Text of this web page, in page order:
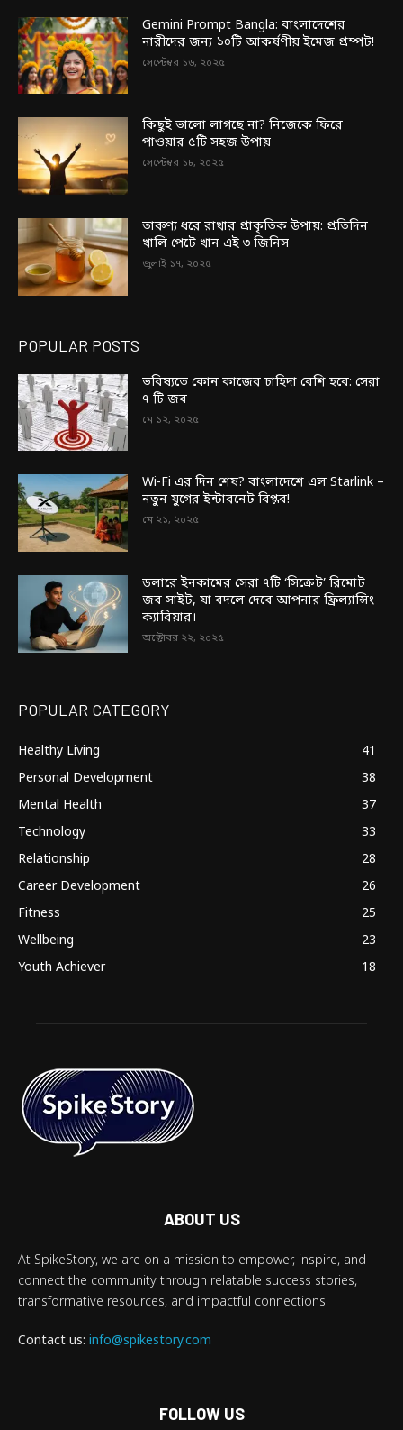
Gemini Prompt Bangla: বাংলাদেশের
নারীদের জন্য ১০টি আকর্ষণীয় ইমেজ প্রম্পট!
সেপ্টেম্বর ১৬, ২০২৫
কিছুই ভালো লাগছে না? নিজেকে ফিরে
পাওয়ার ৫টি সহজ উপায়
সেপ্টেম্বর ১৮, ২০২৫
তারুণ্য ধরে রাখার প্রাকৃতিক উপায়: প্রতিদিন
খালি পেটে খান এই ৩ জিনিস
জুলাই ১৭, ২০২৫
POPULAR POSTS
ভবিষ্যতে কোন কাজের চাহিদা বেশি হবে: সেরা
৭ টি জব
মে ১২, ২০২৫
Wi-Fi এর দিন শেষ? বাংলাদেশে এল Starlink –
নতুন যুগের ইন্টারনেট বিপ্লব!
মে ২১, ২০২৫
ডলারে ইনকামের সেরা ৭টি ‘সিক্রেট’ রিমোট
জব সাইট, যা বদলে দেবে আপনার ফ্রিল্যান্সিং
ক্যারিয়ার।
অক্টোবর ২২, ২০২৫
POPULAR CATEGORY
Healthy Living
41
Personal Development
38
Mental Health
37
Technology
33
Relationship
28
Career Development
26
Fitness
25
Wellbeing
23
Youth Achiever
18
ABOUT US
At SpikeStory, we are on a mission to empower, inspire, and
connect the community through relatable success stories,
transformative resources, and impactful connections.
Contact us: info@spikestory.com
FOLLOW US